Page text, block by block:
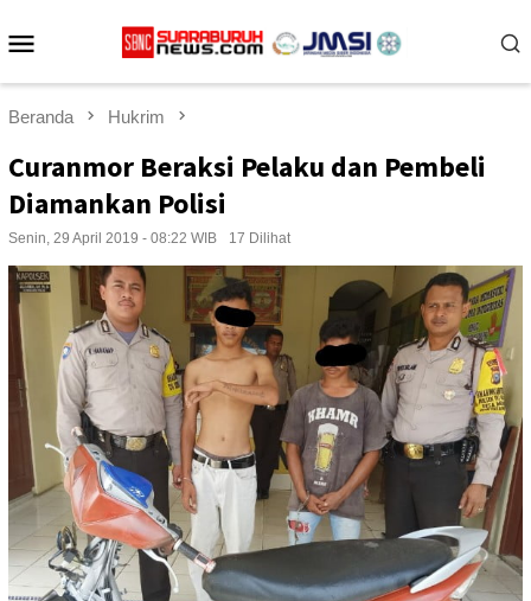
ke
Beranda Hukrim
Curanmor Beraksi Pelaku dan Pembeli
Diamankan Polisi
Senin, 29 April 2019 - 08:22 WIB 17 Dilihat